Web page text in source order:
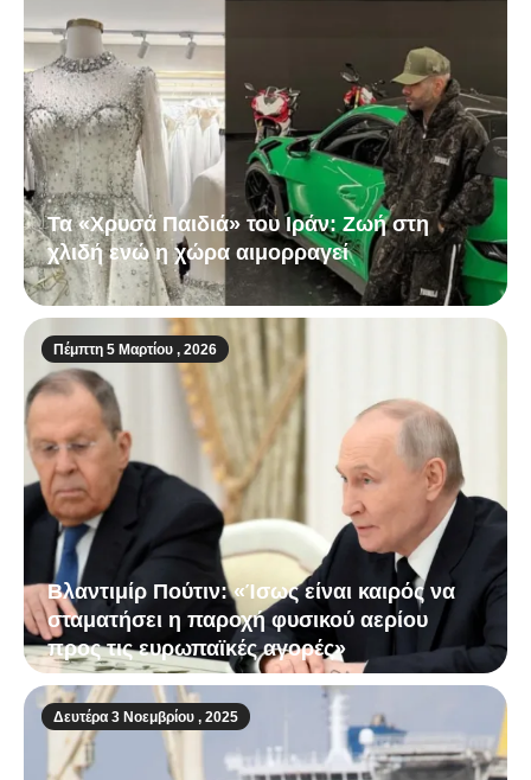
Τα «Χρυσά Παιδιά» του Ιράν: Ζωή στη
χλιδή ενώ η χώρα αιμορραγεί
Πέμπτη 5 Μαρτίου , 2026
Βλαντιμίρ Πούτιν: «Ίσως είναι καιρός να
σταματήσει η παροχή φυσικού αερίου
προς τις ευρωπαϊκές αγορές»
Δευτέρα 3 Νοεμβρίου , 2025